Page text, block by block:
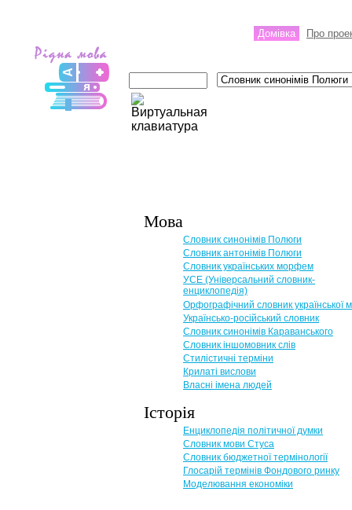
Домівка Про
Мова
Словник синонімів Полюги
Словник антонімів Полюги
Словник українських морфем
УСЕ (Універсальний словник-
енциклопедія)
Орфографічний словник української
Українсько-російський словник
Словник синонімів Караванського
Словник іншомовник слів
Стилістичні терміни
Крилаті вислови
Власні імена людей
Історія
Енциклопедія політичної думки
Словник мови Стуса
Словник бюджетної термінології
Глосарій термінів Фондового ринку
Моделювання економіки